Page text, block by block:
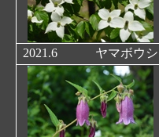
2021.6 ヤマボウシ